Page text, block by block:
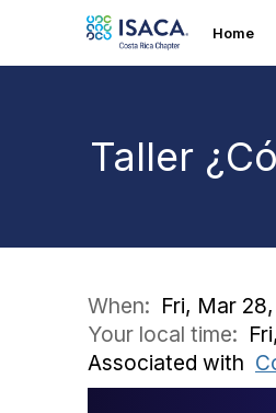
Home
Taller
When: Fri, Mar
Your local time:
Associated with